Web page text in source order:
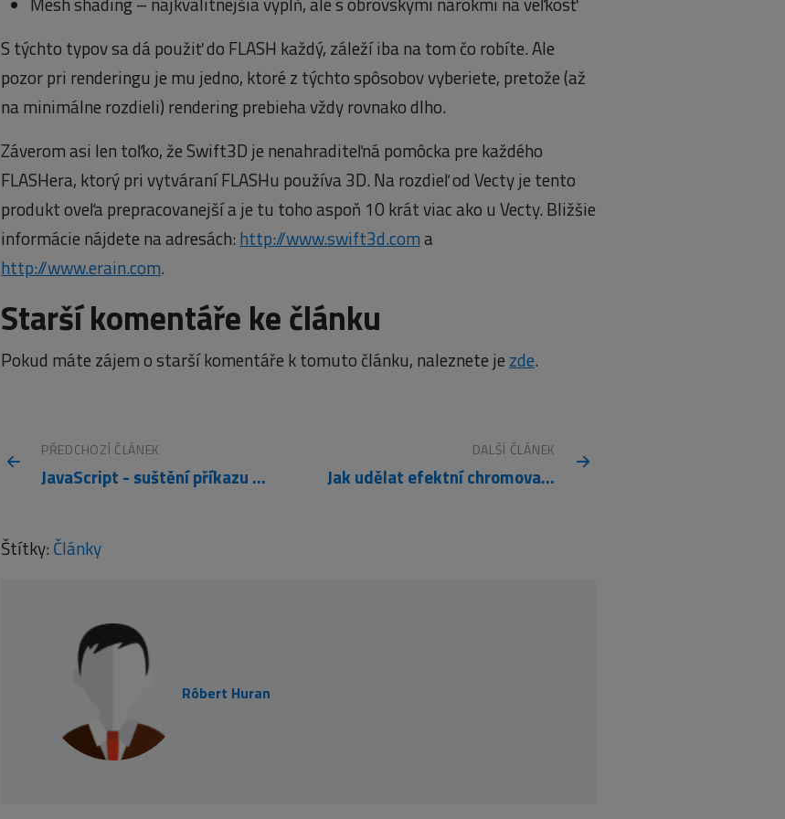
S týchto typov sa dá použiť do FLASH každý, záleží iba na tom čo robíte. Ale
pozor pri renderingu je mu jedno, ktoré z týchto spôsobov vyberiete, pretože (až
na minimálne rozdieli) rendering prebieha vždy rovnako dlho.
Záverom asi len toľko, že Swift3D je nenahraditeľná pomôcka pre každého
FLASHera, ktorý pri vytváraní FLASHu používa 3D. Na rozdieľ od Vecty je tento
produkt oveľa prepracovanejší a je tu toho aspoň 10 krát viac ako u Vecty. Bližšie
informácie nájdete na adresách: http://www.swift3d.coma
http://www.erain.com.
Starší komentáře ke článku
Pokud máte zájem o starší komentáře k tomuto článku, naleznete je zde.
PŘEDCHOZÍ ČLÁNEK
JavaScript - suštění příkazu při kliknutí myši
DALŠÍ ČLÁNEK
Jak udělat efektní chromovaný nápis?
Štítky: Články
Róbert Huran